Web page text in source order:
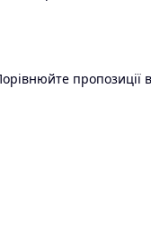
пропозиції